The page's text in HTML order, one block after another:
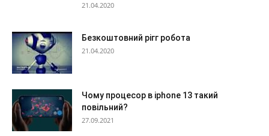
21.04.2020
Безкоштовний рігг робота
21.04.2020
Чому процесор в iphone 13 такий
повільний?
27.09.2021